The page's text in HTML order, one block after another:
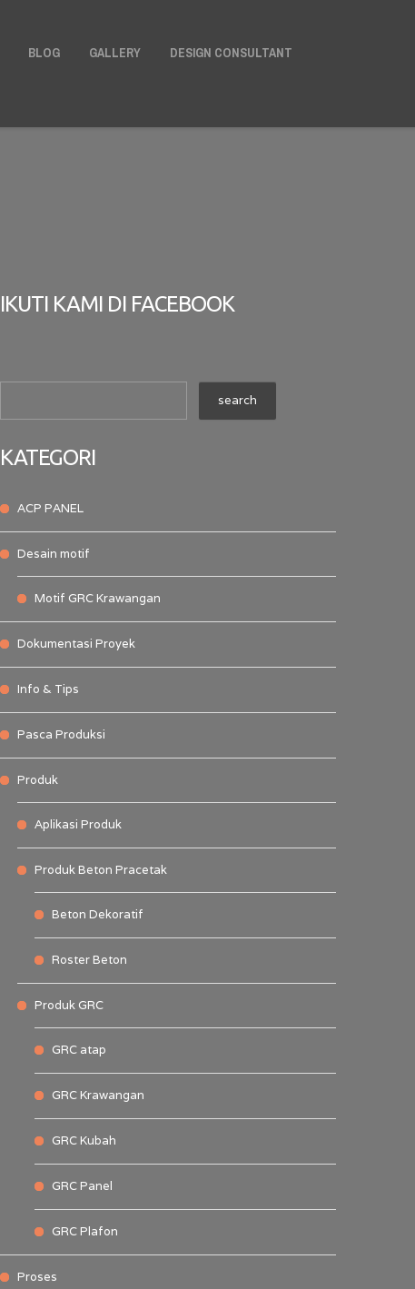
BLOG GALLERY
DESIGN CONSULTANT
IKUTI KAMI DI FACEBOOK
KATEGORI
ACP PANEL
Desain motif
Motif GRC Krawangan
Dokumentasi Proyek
Info & Tips
Pasca Produksi
Produk
Aplikasi Produk
Produk Beton Pracetak
Beton Dekoratif
Roster Beton
Produk GRC
GRC atap
GRC Krawangan
GRC Kubah
GRC Panel
GRC Plafon
Proses